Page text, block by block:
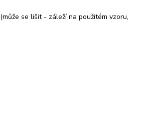
(může se lišit - záleží na použitém vzoru,